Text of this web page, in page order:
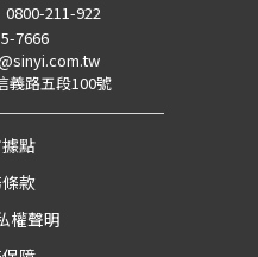
0800-211-922
7666
義路五段100號
點
款
權聲明